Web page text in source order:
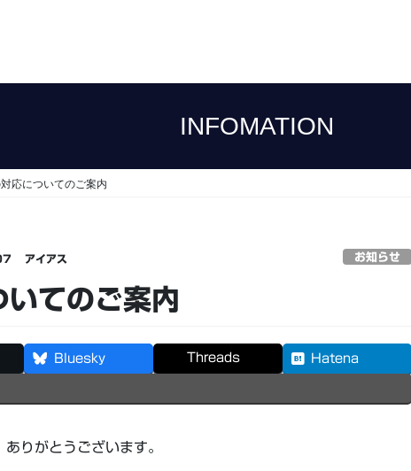
INFOMATION
応についてのご案内
アイアス お知らせ
てのご案内
Bluesky Threads Hatena
りがとうございます。